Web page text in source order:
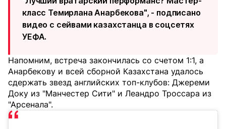
класс Темирлана Анарбекова", - подписано
видео с сейвами казахстанца в соцсетях
УЕФА.
Напомним, встреча закончилась со счетом 1:1, а
Анарбекову и всей сборной Казахстана удалось
сдержать звезд английских топ-клубов: Джереми
Доку из "Манчестер Сити" и Леандро Троссара из
"Арсенала".